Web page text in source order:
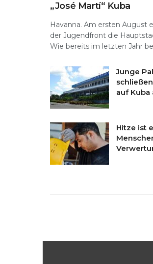
„José Martí“ Kuba
Havanna. Am ersten August
der Jugendfront die
Wie bereits im letzten Jahr
Junge
auf Kuba
Hitze ist